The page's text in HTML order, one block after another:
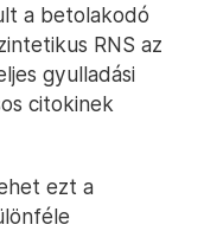
a betolakodó
RNS az
gyulladási
citokinek
ezt a